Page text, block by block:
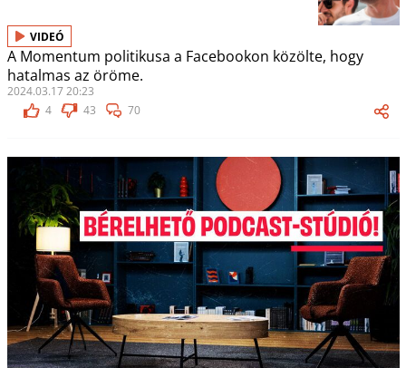
VIDEÓ
A Momentum politikusa a Facebookon közölte, hogy
hatalmas az öröme.
2024.03.17 20:23
4
43 70